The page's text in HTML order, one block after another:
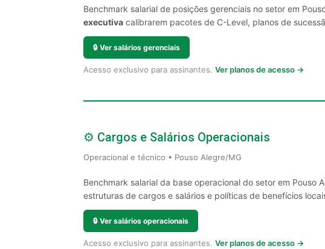
Benchmark salarial de posições gerenciais no setor em
executiva calibrarem pacotes de C-Level, planos de
🔒 Ver salários gerenciais
Acesso exclusivo para assinantes. Ver planos de acesso →
⚙️ Cargos e Salários Operacionais
Operacional e técnico • Pouso Alegre/MG
Benchmark salarial da base operacional do setor em Pouso
estruturas de cargos e salários e políticas de benefícios
🔒 Ver salários operacionais
Acesso exclusivo para assinantes. Ver planos de acesso →